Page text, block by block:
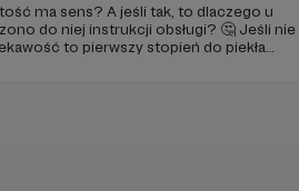
ma sens? A jeśli tak, to dlaczego u
do niej instrukcji obsługi? 🤔 Jeśli nie
to pierwszy stopień do piekła